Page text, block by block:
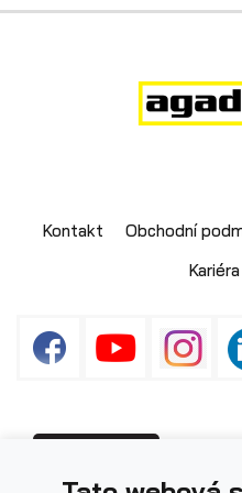
Kontakt Obchodní
Kariéra